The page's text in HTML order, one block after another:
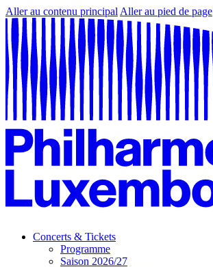
Aller au contenu principal Aller au pied de page
Concerts & Tickets
Programme
Saison 2026/27